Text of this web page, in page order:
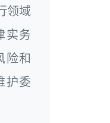
领域
实务
险和
护委